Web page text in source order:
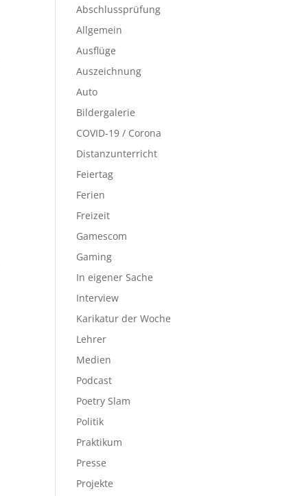
Abschlussprüfung
Allgemein
Ausflüge
Auszeichnung
Auto
Bildergalerie
COVID-19 / Corona
Distanzunterricht
Feiertag
Ferien
Freizeit
Gamescom
Gaming
In eigener Sache
Interview
Karikatur der Woche
Lehrer
Medien
Podcast
Poetry Slam
Politik
Praktikum
Presse
Projekte